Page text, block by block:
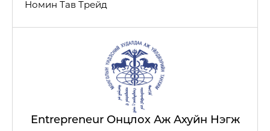
Номин Тав Трейд
Entrepreneur Онцлох Аж Ахуйн Нэгж